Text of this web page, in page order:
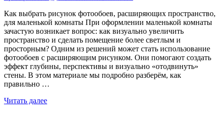
Как выбрать рисунок фотообоев, расширяющих пространство,
для маленькой комнаты При оформлении маленькой комнаты
зачастую возникает вопрос: как визуально увеличить
пространство и сделать помещение более светлым и
просторным? Одним из решений может стать использование
фотообоев с расширяющим рисунком. Они помогают создать
эффект глубины, перспективы и визуально «отодвинуть»
стены. В этом материале мы подробно разберём, как
правильно …
Читать далее